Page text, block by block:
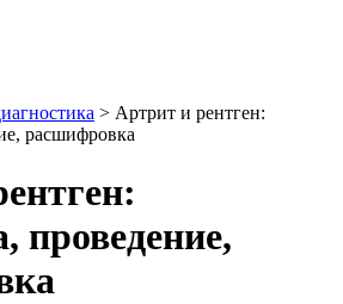
> Артрит и рентген:
расшифровка
проведение,